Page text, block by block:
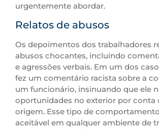
urgentemente abordar.
Relatos de abusos
Os depoimentos dos trabalhadores
abusos chocantes, incluindo
e agressões verbais. Em um dos
fez um comentário racista sobre a
um funcionário, insinuando que ele
oportunidades no exterior por conta
origem. Esse tipo de
aceitável em qualquer ambiente de